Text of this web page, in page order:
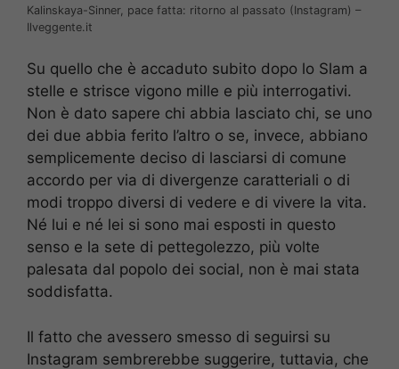
Kalinskaya-Sinner, pace fatta: ritorno al passato (Instagram) –
Ilveggente.it
Su quello che è accaduto subito dopo lo Slam a
stelle e strisce vigono mille e più interrogativi.
Non è dato sapere chi abbia lasciato chi, se uno
dei due abbia ferito l’altro o se, invece, abbiano
semplicemente deciso di lasciarsi di comune
accordo per via di divergenze caratteriali o di
modi troppo diversi di vedere e di vivere la vita.
Né lui e né lei si sono mai esposti in questo
senso e la sete di pettegolezzo, più volte
palesata dal popolo dei social, non è mai stata
soddisfatta.
Il fatto che avessero smesso di seguirsi su
Instagram sembrerebbe suggerire, tuttavia, che